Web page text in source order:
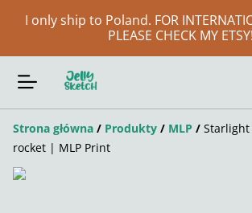
I only ship to Poland. FOR
PLEASE CHECK MY ETSY!
Strona główna / Produkty / MLP /
rocket | MLP Print